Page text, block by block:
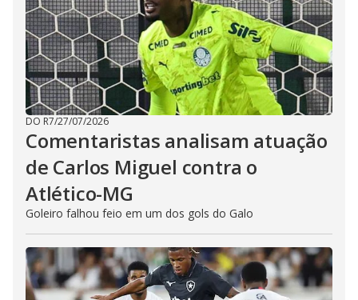
DO R7/27/07/2026
Comentaristas analisam atuação
de Carlos Miguel contra o
Atlético-MG
Goleiro falhou feio em um dos gols do Galo